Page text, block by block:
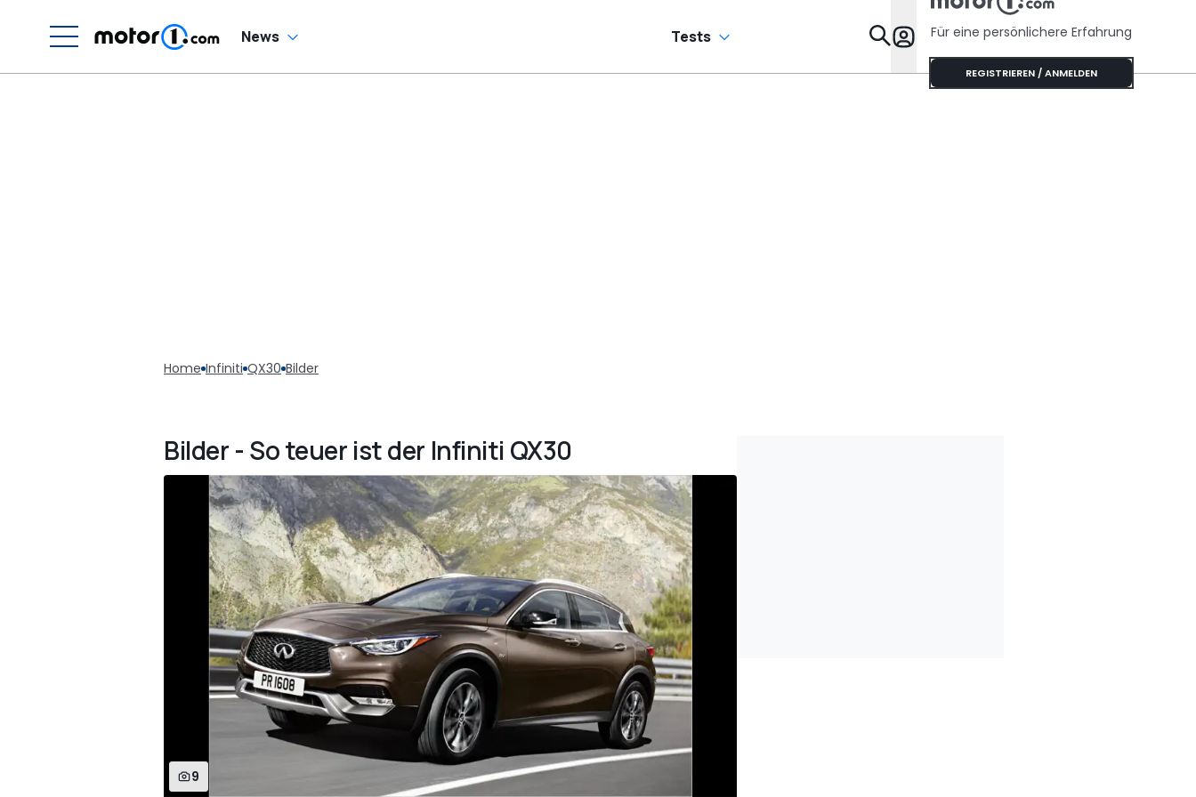
News Tests Specials
Für eine persönlichere Erfahrung
REGISTRIEREN / ANMELDEN
Home Infiniti QX30 Bilder
Bilder - So teuer ist der Infiniti QX30
9